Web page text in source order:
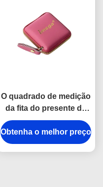
O quadrado de medição
da fita do presente de
Debossing gravou o
plutônio do ABS do
logotipo
Obtenha o melhor preço